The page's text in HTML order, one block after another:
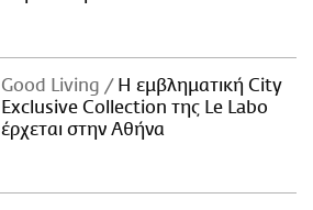
Good Living
Η εμβληματική City
Exclusive Collection της Le Labo
έρχεται στην Αθήνα